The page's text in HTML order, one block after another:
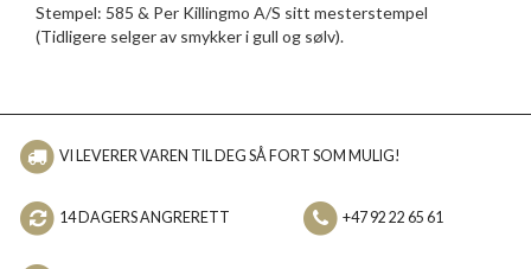
Stempel: 585 & Per Killingmo A/S sitt mesterstempel
(Tidligere selger av smykker i gull og sølv).
VI LEVERER VAREN TIL DEG SÅ FORT SOM MULIG!
14 DAGERS ANGRERETT +47 92 22 65 61